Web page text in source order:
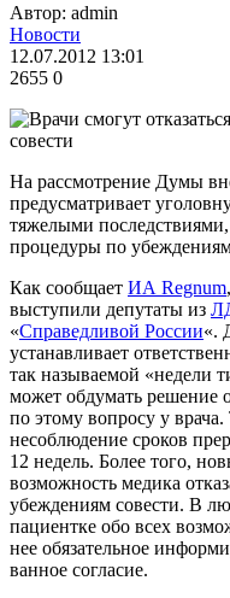
Автор: admin
Новости
12.07.2012 13:01
2655 0
На рассмотрение Думы
предусматривает
тяжелыми последствиями,
процедуры по
Как сообщает ИА Regnum
выступили депутаты из
«Справедливой России«.
устанавливает
так называемой
может обдумать решение
по этому вопросу у
несоблюдение сроков
12 недель. Более того,
возможность медика
убеждениям совести. В
пациентке обо всех
нее обязательное
ванное согласие.